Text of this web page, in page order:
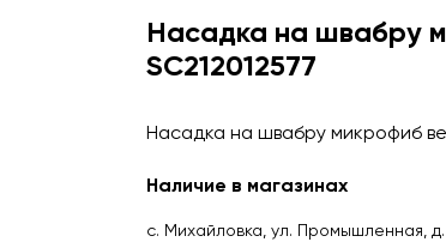
Насадка на швабру
SC212012577
Насадка на швабру микрофиб
Наличие в магазинах
с. Михайловка, ул. Промышленная,